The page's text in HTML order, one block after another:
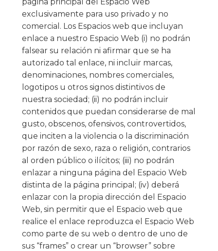
exclusivamente para uso privado y no
comercial. Los Espacios web que incluyan
enlace a nuestro Espacio Web (i) no podrán
falsear su relación ni afirmar que se ha
autorizado tal enlace, ni incluir marcas,
denominaciones, nombres comerciales,
logotipos u otros signos distintivos de
nuestra sociedad; (ii) no podrán incluir
contenidos que puedan considerarse de mal
gusto, obscenos, ofensivos, controvertidos,
que inciten a la violencia o la discriminación
por razón de sexo, raza o religión, contrarios
al orden público o ilícitos; (iii) no podrán
enlazar a ninguna página del Espacio Web
distinta de la página principal; (iv) deberá
enlazar con la propia dirección del Espacio
Web, sin permitir que el Espacio web que
realice el enlace reproduzca el Espacio Web
como parte de su web o dentro de uno de
sus “frames” o crear un “browser” sobre